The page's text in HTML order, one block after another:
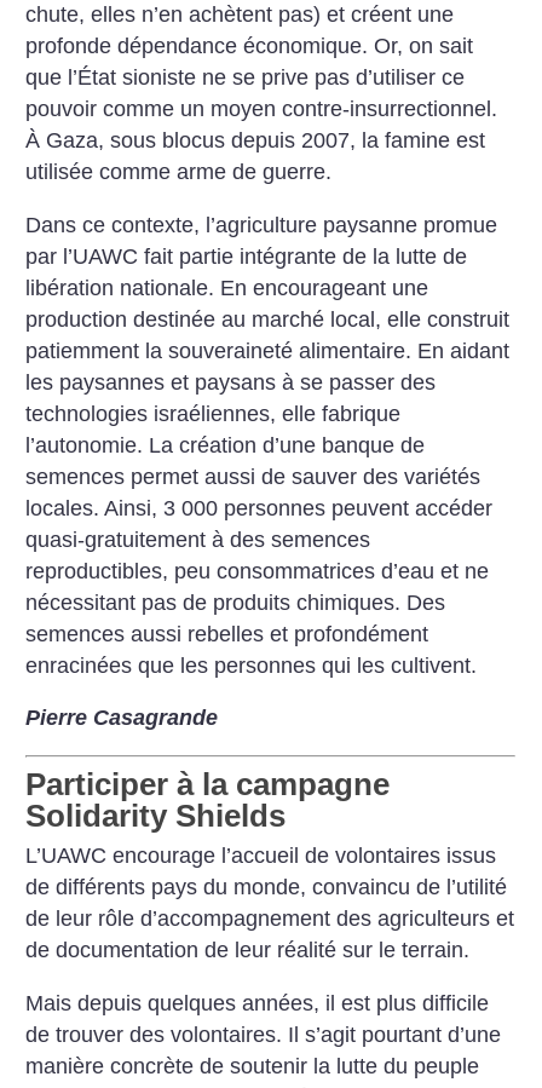
chute, elles n’en achètent pas) et créent une
profonde dépendance économique. Or, on sait
que l’État sioniste ne se prive pas d’utiliser ce
pouvoir comme un moyen contre-insurrectionnel.
À Gaza, sous blocus depuis 2007, la famine est
utilisée comme arme de guerre.
Dans ce contexte, l’agriculture paysanne promue
par l’UAWC fait partie intégrante de la lutte de
libération nationale. En encourageant une
production destinée au marché local, elle construit
patiemment la souveraineté alimentaire. En aidant
les paysannes et paysans à se passer des
technologies israéliennes, elle fabrique
l’autonomie. La création d’une banque de
semences permet aussi de sauver des variétés
locales. Ainsi, 3 000 personnes peuvent accéder
quasi-gratuitement à des semences
reproductibles, peu consommatrices d’eau et ne
nécessitant pas de produits chimiques. Des
semences aussi rebelles et profondément
enracinées que les personnes qui les cultivent.
Pierre Casagrande
Participer à la campagne
Solidarity Shields
L’UAWC encourage l’accueil de volontaires issus
de différents pays du monde, convaincu de l’utilité
de leur rôle d’accompagnement des agriculteurs et
de documentation de leur réalité sur le terrain.
Mais depuis quelques années, il est plus difficile
de trouver des volontaires. Il s’agit pourtant d’une
manière concrète de soutenir la lutte du peuple